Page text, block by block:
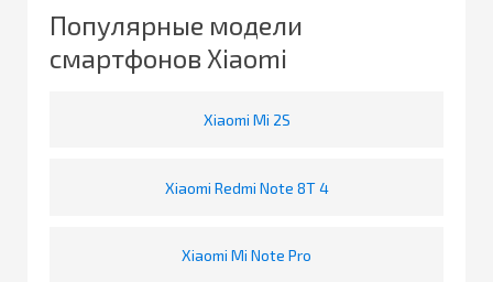
Популярные модели
смартфонов Xiaomi
Xiaomi Mi 2S
Xiaomi Redmi Note 8T 4
Xiaomi Mi Note Pro